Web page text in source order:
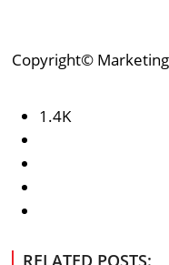
Copyright©
1.4K